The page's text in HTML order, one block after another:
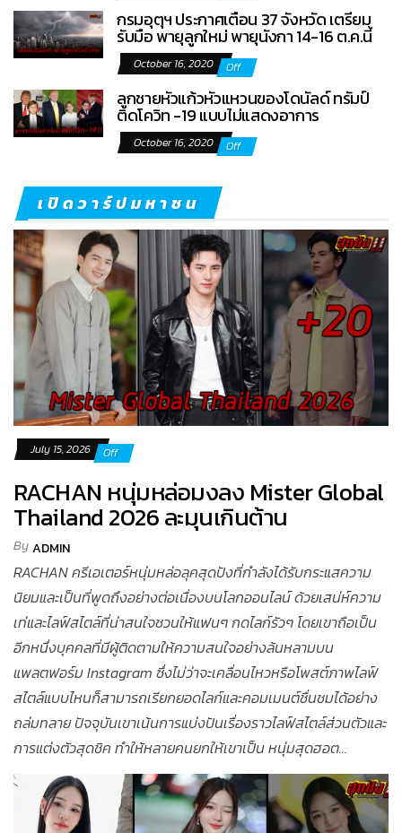
กรมอุตุฯ ประกาศเตือน 37 จังหวัด เตรียม
รับมือ พายุลูกใหม่ พายุนังกา 14-16 ต.ค.นี้
October 16, 2020 Off
ลูกชายหัวแก้วหัวแหวนของโดนัลด์ ทรัมป์
ติดโควิท -19 แบบไม่แสดงอาการ
October 16, 2020 Off
เปิดวาร์ปมหาชน
July 15, 2026 Off
RACHAN หนุ่มหล่อมงลง Mister Global
Thailand 2026 ละมุนเกินต้าน
ByADMIN
RACHAN ครีเอเตอร์หนุ่มหล่อลุคสุดปังที่กำลังได้รับกระแสความ
นิยมและเป็นที่พูดถึงอย่างต่อเนื่องบนโลกออนไลน์ ด้วยเสน่ห์ความ
เท่และไลฟ์สไตล์ที่น่าสนใจชวนให้แฟนๆ กดไลก์รัวๆ โดยเขาถือเป็น
อีกหนึ่งบุคคลที่มีผู้ติดตามให้ความสนใจอย่างล้นหลามบน
แพลตฟอร์ม Instagram ซึ่งไม่ว่าจะเคลื่อนไหวหรือโพสต์ภาพไลฟ์
สไตล์แบบไหนก็สามารถเรียกยอดไลก์และคอมเมนต์ชื่นชมได้อย่าง
ถล่มทลาย ปัจจุบันเขาเน้นการแบ่งปันเรื่องราวไลฟ์สไตล์ส่วนตัวและ
การแต่งตัวสุดชิค ทำให้หลายคนยกให้เขาเป็น หนุ่มสุดฮอต...